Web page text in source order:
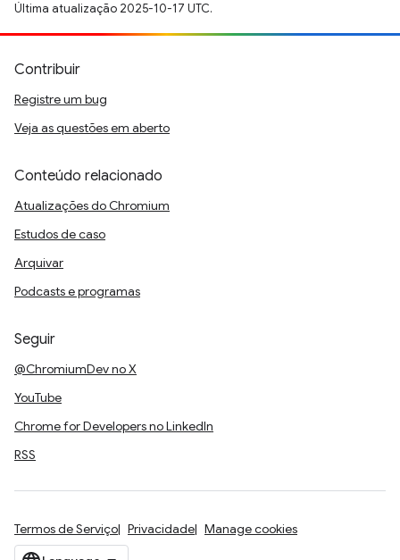
Última atualização 2025-10-17 UTC.
Contribuir
Registre um bug
Veja as questões em aberto
Conteúdo relacionado
Atualizações do Chromium
Estudos de caso
Arquivar
Podcasts e programas
Seguir
@ChromiumDev no X
YouTube
Chrome for Developers no LinkedIn
RSS
Termos de Serviço Privacidade Manage cookies